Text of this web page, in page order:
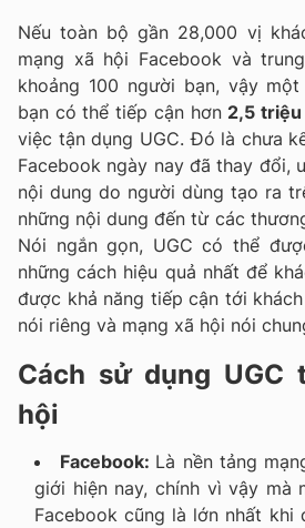
Nếu toàn bộ gần 28,000 vị
mạng xã hội Facebook và
khoảng 100 người bạn, vậy
bạn có thể tiếp cận hơn 2,5 triệu
việc tận dụng UGC. Đó là chưa
Facebook ngày nay đã thay đổi,
nội dung do người dùng tạo ra
những nội dung đến từ các
Nói ngắn gọn, UGC có thể
những cách hiệu quả nhất để
được khả năng tiếp cận tới
nói riêng và mạng xã hội nói
Cách sử dụng UGC
hội
Facebook: Là nền tảng
giới hiện nay, chính vì vậy mà
Facebook cũng là lớn nhất